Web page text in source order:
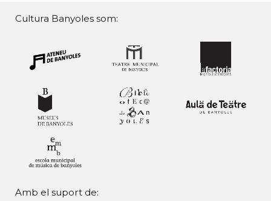
Cultura Banyoles som:
Amb el suport de: